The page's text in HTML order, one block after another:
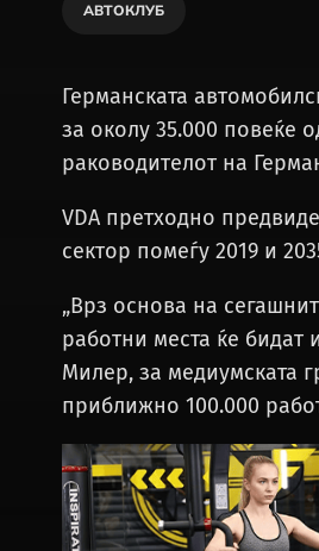
АВТОКЛУБ
Германската
за околу 35.000 повеќе
раководителот на
VDA претходно
сектор помеѓу 2019 и
„Врз основа на
работни места ќе бидат
Милер, за медиумската
приближно 100.000